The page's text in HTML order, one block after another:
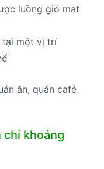
luồng gió mát
tại một vị trí
ăn, quán café
chỉ khoảng